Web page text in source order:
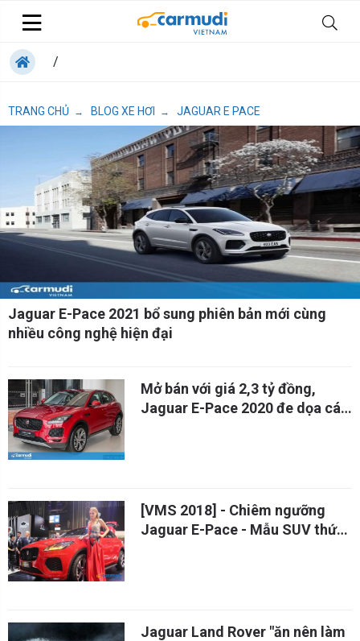
/
TRANG CHỦ → BLOG XE HƠI → JAGUAR E PACE
Jaguar E-Pace 2021 bổ sung phiên bản mới cùng
nhiều công nghệ hiện đại
Mở bán với giá 2,3 tỷ đồng,
Jaguar E-Pace 2020 đe dọa các
[VMS 2018] - Chiêm ngưỡng
Jaguar E-Pace - Mẫu SUV thứ
Jaguar Land Rover "ăn nên làm